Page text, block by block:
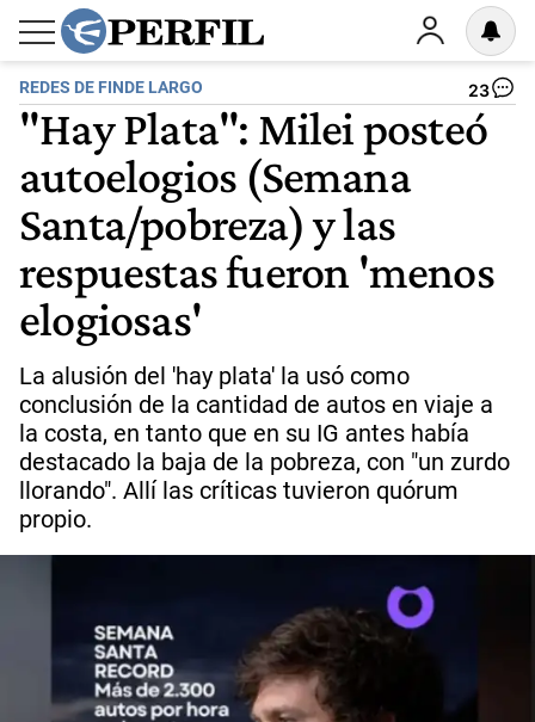
REDES DE FINDE LARGO 23
"Hay Plata": Milei posteó
autoelogios (Semana
Santa/pobreza) y las
respuestas fueron 'menos
elogiosas'
La alusión del 'hay plata' la usó como
conclusión de la cantidad de autos en viaje a
la costa, en tanto que en su IG antes había
destacado la baja de la pobreza, con "un zurdo
llorando". Allí las críticas tuvieron quórum
propio.